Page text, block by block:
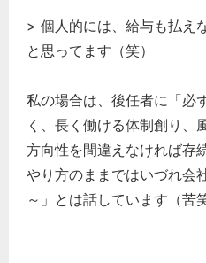
> 個人的には、給与も払え
と思ってます（笑）
私の場合は、後任者に「必
く、長く働ける体制創り、
方向性を間違えなければ存
やり方のままではいづれ会
～」とは話しています（苦笑